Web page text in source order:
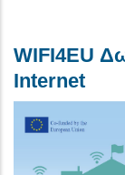
WIFI4EU
Internet